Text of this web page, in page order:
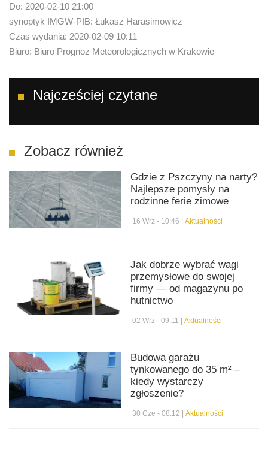
Do: 2020-02-10 21:00
synoptyk IMGW-PIB: Łukasz Harasimowicz
Czas wydania: 2020-02-09 10:11
Biuro: Biuro Prognoz Meteorologicznych w Krakowie
Najcześciej czytane
Zobacz również
Gdzie z Pszczyny na narty?
Najlepsze pomysły na
rodzinne ferie zimowe
16 Wrz - 10:46 |Aktualności
Jak dobrze wybrać wagi
przemysłowe do swojej
firmy — od magazynu po
hutnictwo
02 Wrz - 09:11 |Aktualności
Budowa garażu
tynkowanego do 35 m² –
kiedy wystarczy
zgłoszenie?
30 Cze - 08:12 |Aktualności